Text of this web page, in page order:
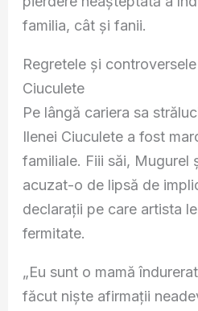
familia, cât și fanii.
Regretele și
Ciuculete
Pe lângă cariera sa
Ilenei Ciuculete a fost
familiale. Fiii săi, Mugurel
acuzat-o de lipsă de
declarații pe care artista
fermitate.
„Eu sunt o mamă
făcut niște afirmații